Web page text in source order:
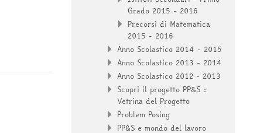
Grado 2015 - 2016
Precorsi di Matematica
2015 - 2016
Anno Scolastico 2014 - 2015
Anno Scolastico 2013 - 2014
Anno Scolastico 2012 - 2013
Scopri il progetto PP&S :
Vetrina del Progetto
Problem Posing
PP&S e mondo del lavoro